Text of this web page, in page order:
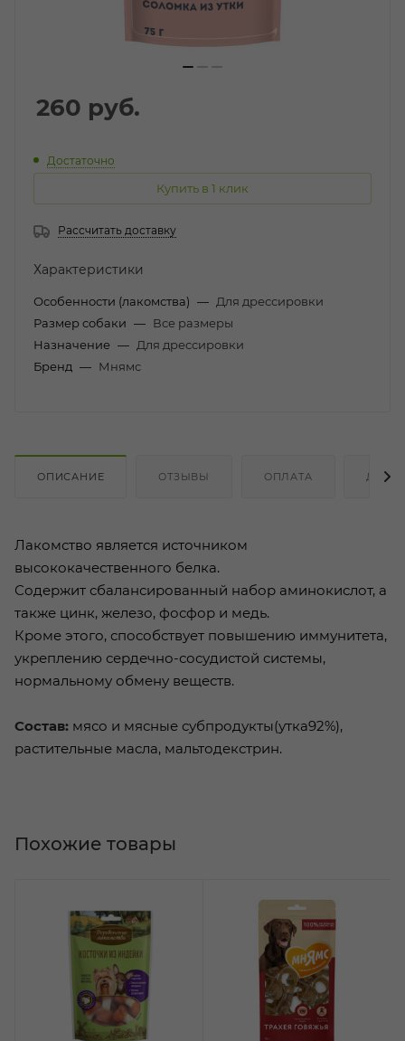
260 руб.
Достаточно
Купить в 1 клик
Рассчитать доставку
Характеристики
Особенности (лакомства) — Для дрессировки
Размер собаки — Все размеры
Назначение — Для дрессировки
Бренд — Мнямс
ОПИСАНИЕ ОТЗЫВЫ ОПЛАТА
Лакомство является источником
высококачественного белка.
Содержит сбалансированный набор аминокислот, а
также цинк, железо, фосфор и медь.
Кроме этого, способствует повышению иммунитета,
укреплению сердечно-сосудистой системы,
нормальному обмену веществ.
Состав: мясо и мясные субпродукты(утка92%),
растительные масла, мальтодекстрин.
Похожие товары